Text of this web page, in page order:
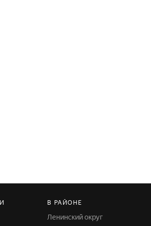
В РАЙОНЕ
Ленинский округ